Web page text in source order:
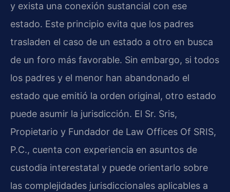
y exista una conexión sustancial con ese
estado. Este principio evita que los padres
trasladen el caso de un estado a otro en busca
de un foro más favorable. Sin embargo, si todos
los padres y el menor han abandonado el
estado que emitió la orden original, otro estado
puede asumir la jurisdicción. El Sr. Sris,
Propietario y Fundador de Law Offices Of SRIS,
P.C., cuenta con experiencia en asuntos de
custodia interestatal y puede orientarlo sobre
las complejidades jurisdiccionales aplicables a